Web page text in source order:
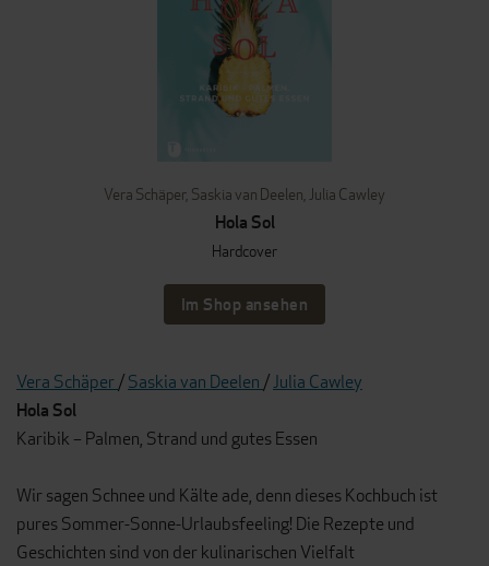
Vera Schäper, Saskia van Deelen, Julia Cawley
Hola Sol
Hardcover
Im Shop ansehen
Vera Schäper/Saskia van Deelen /Julia Cawley
Hola Sol
Karibik – Palmen, Strand und gutes Essen
Wir sagen Schnee und Kälte ade, denn dieses Kochbuch ist
pures Sommer-Sonne-Urlaubsfeeling! Die Rezepte und
Geschichten sind von der kulinarischen Vielfalt